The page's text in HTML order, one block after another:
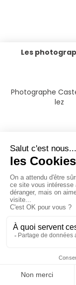
Les
Photographe
lez
Photographe
Photographe La
motte
Photographe
Photographe
Photographe